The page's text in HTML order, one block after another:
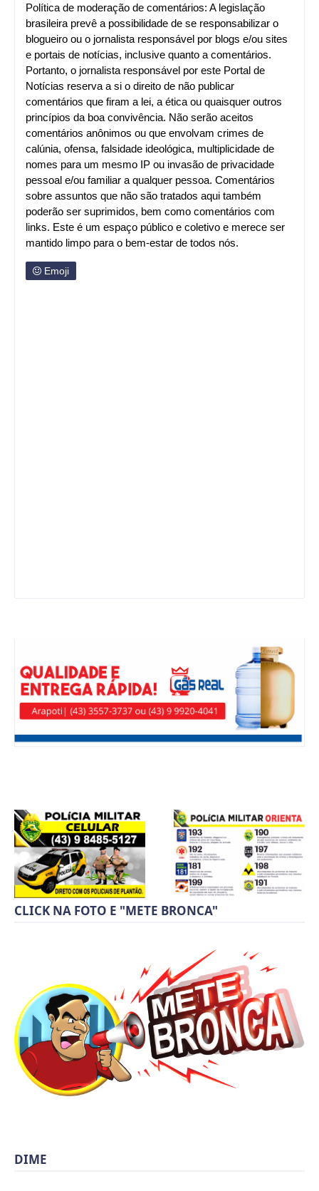
Política de moderação de comentários: A legislação
brasileira prevê a possibilidade de se responsabilizar o
blogueiro ou o jornalista responsável por blogs e/ou sites
e portais de notícias, inclusive quanto a comentários.
Portanto, o jornalista responsável por este Portal de
Notícias reserva a si o direito de não publicar
comentários que firam a lei, a ética ou quaisquer outros
princípios da boa convivência. Não serão aceitos
comentários anônimos ou que envolvam crimes de
calúnia, ofensa, falsidade ideológica, multiplicidade de
nomes para um mesmo IP ou invasão de privacidade
pessoal e/ou familiar a qualquer pessoa. Comentários
sobre assuntos que não são tratados aqui também
poderão ser suprimidos, bem como comentários com
links. Este é um espaço público e coletivo e merece ser
mantido limpo para o bem-estar de todos nós.
Emoji
CLICK NA FOTO E "METE BRONCA"
DIME